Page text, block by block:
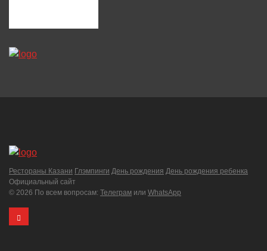
Европейская Итальянская
Средний чек
Рестораны Казани Глэмпинги День рождения День рождения ребенка
Официальный сайт
© 2026 По всем вопросам: Телеграм или WhatsApp